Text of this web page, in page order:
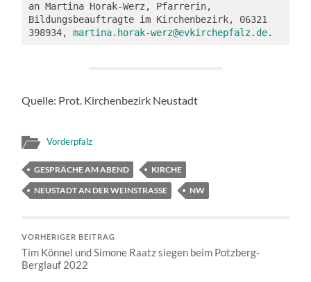
an Martina Horak-Werz, Pfarrerin,
Bildungsbeauftragte im Kirchenbezirk, 06321
398934, martina.horak-werz@evkirchepfalz.de.
Quelle: Prot. Kirchenbezirk Neustadt
Vorderpfalz
GESPRÄCHE AM ABEND
KIRCHE
NEUSTADT AN DER WEINSTRASSE
NW
VORHERIGER BEITRAG
Tim Könnel und Simone Raatz siegen beim Potzberg-
Berglauf 2022